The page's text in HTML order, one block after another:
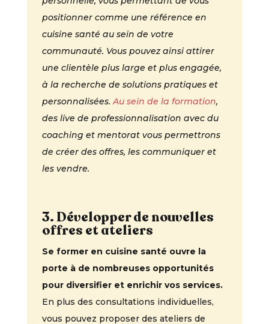
positionner comme une référence en
cuisine santé au sein de votre
communauté. Vous pouvez ainsi attirer
une clientèle plus large et plus engagée,
à la recherche de solutions pratiques et
personnalisées.Au sein de la formation,
des live de professionnalisation avec du
coaching et mentorat vous permettrons
de créer des offres, les communiquer et
les vendre.
3. Développer de nouvelles
offres et ateliers
Se former en cuisine santé ouvre la
porte à de nombreuses opportunités
pour diversifier et enrichir vos services.
En plus des consultations individuelles,
vous pouvez proposer des ateliers de